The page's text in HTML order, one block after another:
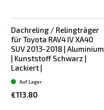
Dachreling / Relingträger
für Toyota RAV4 IV XA40
SUV 2013-2018 | Aluminium
| Kunststoff Schwarz |
Lackiert |
€113.80
Auf Lager